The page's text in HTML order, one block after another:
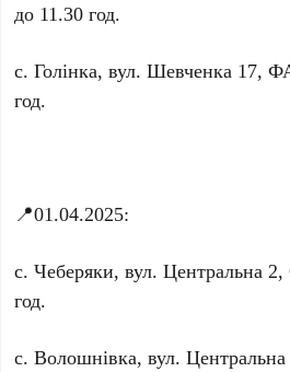
до 11.30 год.
с. Голінка, вул. Шевченка 17,
год.
📍01.04.2025:
с. Чеберяки, вул. Центральна
год.
с. Волошнівка, вул.